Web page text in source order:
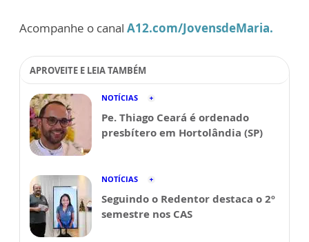
Acompanhe o canal A12.com/JovensdeMaria.
APROVEITE E LEIA TAMBÉM
NOTÍCIAS
Pe. Thiago Ceará é ordenado
presbítero em Hortolândia (SP)
NOTÍCIAS
Seguindo o Redentor destaca o 2º
semestre nos CAS